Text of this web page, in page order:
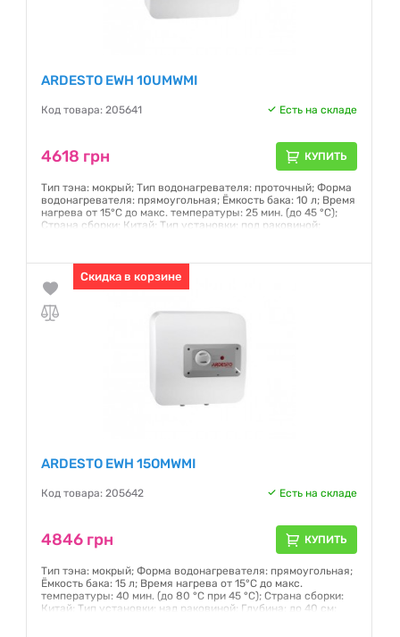
ARDESTO EWH 10UMWMI
Код товара: 205641 Есть на складе
4618 грн КУПИТЬ
Тип тэна: мокрый; Тип водонагревателя: проточный; Форма
водонагревателя: прямоугольная; Ёмкость бака: 10 л; Время
нагрева от 15°С до макс. температуры: 25 мин. (до 45 °C);
Страна сборки: Китай; Тип установки: под раковиной;
Гарантия:12 месяцев
Скидка в корзине
ARDESTO EWH 15OMWMI
Код товара: 205642 Есть на складе
4846 грн КУПИТЬ
Тип тэна: мокрый; Форма водонагревателя: прямоугольная;
Ёмкость бака: 15 л; Время нагрева от 15°С до макс.
температуры: 40 мин. (до 80 °C при 45 °C); Страна сборки:
Китай; Тип установки: над раковиной; Глубина: до 40 см;